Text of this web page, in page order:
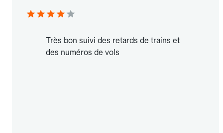
Très bon suivi des retards de trains et
des numéros de vols